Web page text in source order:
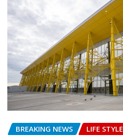
BREAKING NEWS LIFE STYLE